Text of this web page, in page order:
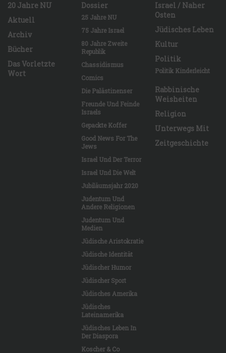
20 Jahre NU
Aktuell
Archiv
Bücher
Das Vorletzte
Wort
Dossier
25 Jahre NU
75 Jahre Israel
80 Jahre Zweite
Republik
Chassidismus
Comics
Die Palästinenser
Freunde Und Feinde
Israels
Gepackte Koffer
Good News For The
Jews
Israel Und Der Terror
Israel Und Die Welt
Jubiläumsjahr 2020
Judentum Und
Andere Religionen
Judentum Und
Medien
Jüdische Aristokratie
Jüdische Identität
Jüdischer Humor
Jüdischer Sport
Jüdisches Amerika
Jüdisches
Lateinamerika
Jüdisches Leben In
Der Diaspora
Koscher & Co
Israel / Naher
Osten
Jüdisches Leben
Kultur
Politik
Politik Kinderleicht
Rabbinische
Weisheiten
Religion
Unterwegs Mit
Zeitgeschichte